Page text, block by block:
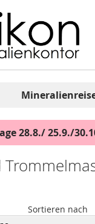
28.8./ 25.9./
Sortieren nach